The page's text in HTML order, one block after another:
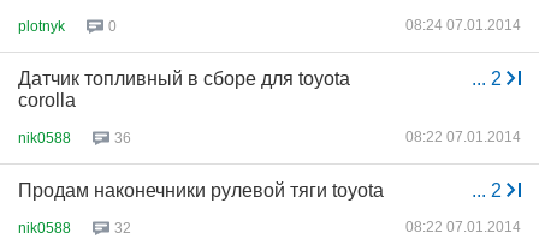
plotnyk 0 08:24 07.01.2014
... 2
Датчик топливный в сборе для toyota
corolla
nik0588 36 08:22 07.01.2014
... 2
Продам наконечники рулевой тяги toyota
nik0588 32 08:22 07.01.2014